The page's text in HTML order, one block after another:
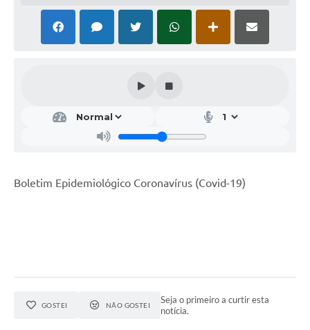
Boletim Epidemiológico Coronavírus (Covid-19)
GOSTEI NÃO GOSTEI
Seja o primeiro a curtir esta
notícia.